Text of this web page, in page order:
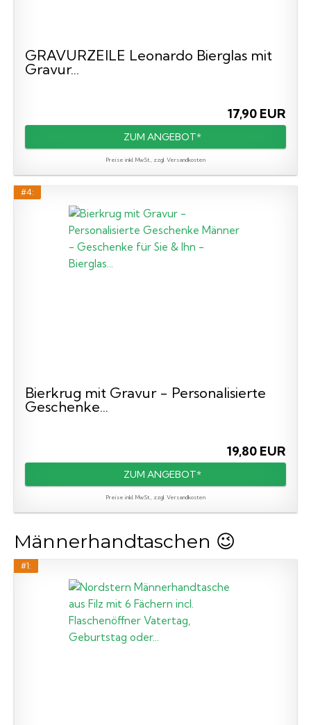
GRAVURZEILE Leonardo Bierglas mit
Gravur...
17,90 EUR
ZUM ANGEBOT*
Preise inkl. MwSt., zzgl. Versandkosten
#4:
Bierkrug mit Gravur - Personalisierte
Geschenke...
19,80 EUR
ZUM ANGEBOT*
Preise inkl. MwSt., zzgl. Versandkosten
Männerhandtaschen 😉
#1: